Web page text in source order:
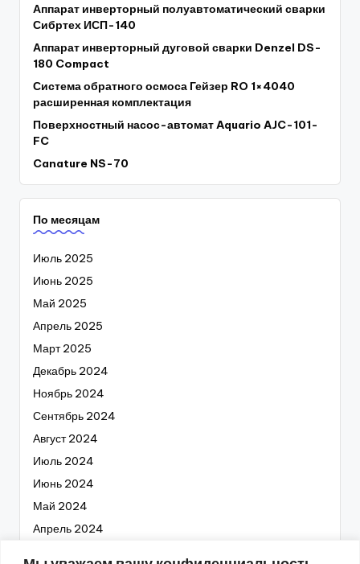
Аппарат инверторный полуавтоматический сварки
Сибртех ИСП-140
Аппарат инверторный дуговой сварки Denzel DS-
180 Compact
Система обратного осмоса Гейзер RO 1×4040
расширенная комплектация
Поверхностный насос-автомат Aquario AJC-101-
FC
Canature NS-70
По месяцам
Июль 2025
Июнь 2025
Май 2025
Апрель 2025
Март 2025
Декабрь 2024
Ноябрь 2024
Сентябрь 2024
Август 2024
Июль 2024
Июнь 2024
Май 2024
Апрель 2024